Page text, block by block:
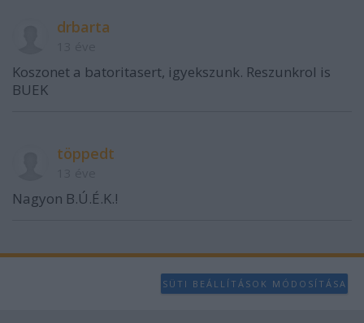
drbarta
Koszonet a batoritasert, igyekszunk. Reszunkrol is
BUEK
töppedt
Nagyon B.Ú.É.K.!
SÜTI BEÁLLÍTÁSOK MÓDOSÍTÁSA